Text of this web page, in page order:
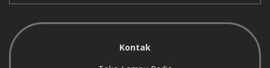
Kontak